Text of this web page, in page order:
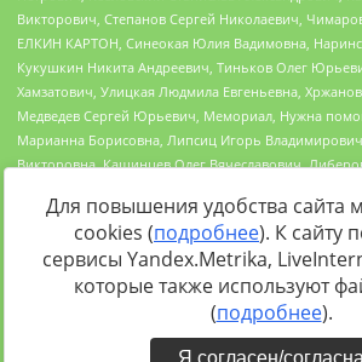
Источник:https://minjust.gov.ru/
inostrannyih-agentov-22-03-2024.pdf
Для повышения удобства сайта
cookies (подробнее). К сайту
сервисы Yandex.Metrika,
которые также используют
(подробнее).
Я согласен/согласна